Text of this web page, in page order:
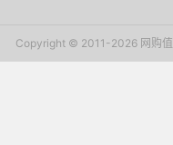
Copyright © 2011-2026 网购